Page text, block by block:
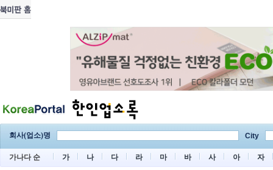
회사(업소)명 City
가나다 순 가 나 다 라 마 바 사 아 자